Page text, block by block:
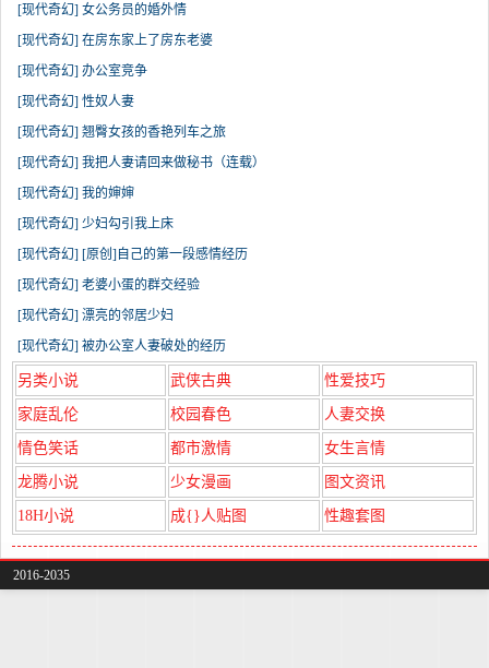
[现代奇幻] 女公务员的婚外情
[现代奇幻] 在房东家上了房东老婆
[现代奇幻] 办公室竞争
[现代奇幻] 性奴人妻
[现代奇幻] 翘臀女孩的香艳列车之旅
[现代奇幻] 我把人妻请回来做秘书（连载）
[现代奇幻] 我的婶婶
[现代奇幻] 少妇勾引我上床
[现代奇幻] [原创]自己的第一段感情经历
[现代奇幻] 老婆小蛋的群交经验
[现代奇幻] 漂亮的邻居少妇
[现代奇幻] 被办公室人妻破处的经历
另类小说 武侠古典 性爱技巧
家庭乱伦 校园春色 人妻交换
情色笑话 都市激情 女生言情
龙腾小说 少女漫画 图文资讯
18H小说 成{}人贴图 性趣套图
2016-2035